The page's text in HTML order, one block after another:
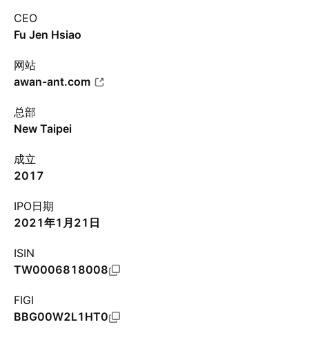
CEO
Fu Jen Hsiao
网站
awan-ant.com
总部
New Taipei
成立
2017
IPO日期
2021年1月21日
ISIN
TW0006818008
FIGI
BBG00W2L1HT0